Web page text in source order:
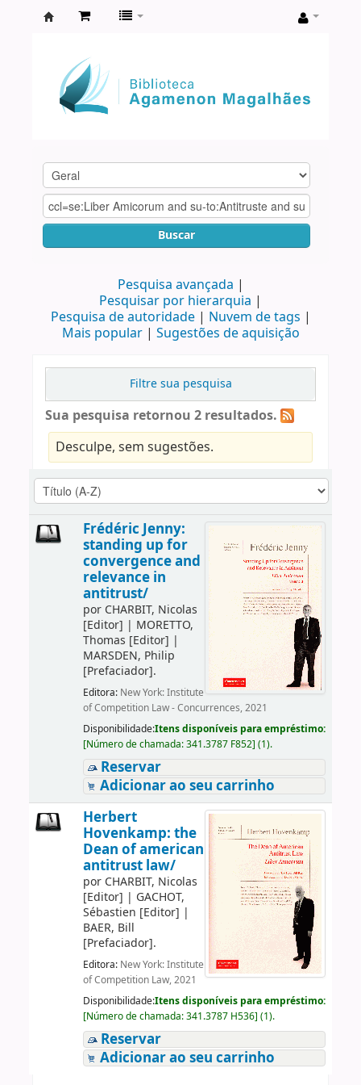
Agamenon
Magalhães
Buscar
Pesquisa avançada
Pesquisar por hierarquia
Pesquisa de autoridade
Nuvem de tags
Mais popular
Sugestões de aquisição
Filtre sua pesquisa
Sua pesquisa retornou 2 resultados.
Desculpe, sem sugestões.
Frédéric Jenny:
standing up for
convergence and
relevance in
antitrust/
por CHARBIT, Nicolas
[Editor] | MORETTO,
Thomas [Editor] |
MARSDEN, Philip
[Prefaciador].
Editora: New York: Institute
of Competition Law - Concurrences, 2021
Disponibilidade:Itens disponíveis para empréstimo:
[Número de chamada:341.3787 F852] (1).
Reservar
Adicionar ao seu carrinho
Herbert
Hovenkamp: the
Dean of american
antitrust law/
por CHARBIT, Nicolas
[Editor] | GACHOT,
Sébastien [Editor] |
BAER, Bill
[Prefaciador].
Editora: New York: Institute
of Competition Law, 2021
Disponibilidade:Itens disponíveis para empréstimo:
[Número de chamada:341.3787 H536] (1).
Reservar
Adicionar ao seu carrinho